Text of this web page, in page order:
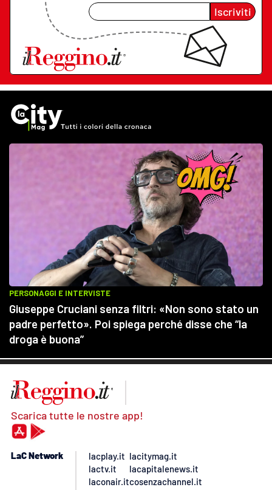
Iscriviti
Scarica tutte le nostre app!
LaC Network
lacplay.it
lactv.it
laconair.it
lacitymag.it
lacapitalenews.it
cosenzachannel.it